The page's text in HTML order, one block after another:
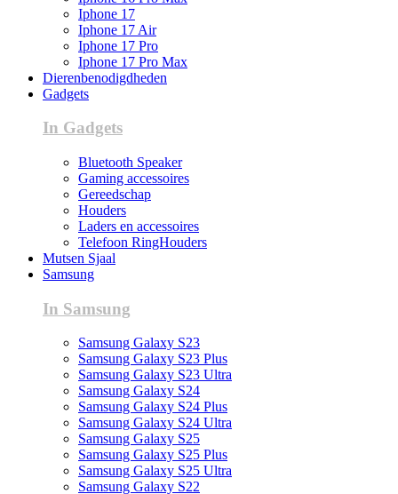
Iphone 17
Iphone 17 Air
Iphone 17 Pro
Iphone 17 Pro Max
Dierenbenodigdheden
Gadgets
In Gadgets
Bluetooth Speaker
Gaming accessoires
Gereedschap
Houders
Laders en accessoires
Telefoon RingHouders
Mutsen Sjaal
Samsung
In Samsung
Samsung Galaxy S23
Samsung Galaxy S23 Plus
Samsung Galaxy S23 Ultra
Samsung Galaxy S24
Samsung Galaxy S24 Plus
Samsung Galaxy S24 Ultra
Samsung Galaxy S25
Samsung Galaxy S25 Plus
Samsung Galaxy S25 Ultra
Samsung Galaxy S22